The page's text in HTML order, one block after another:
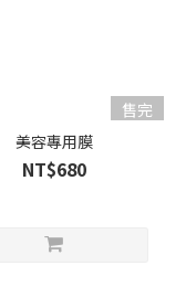
售完
美容專用膜
NT$680